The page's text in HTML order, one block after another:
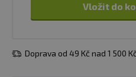
Vložit do
Doprava od 49 Kč nad 1 500